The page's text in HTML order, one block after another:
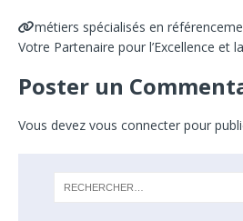
métiers spécialisés en
Votre Partenaire pour l’Excellence et
Poster un
Vous devez vous connecter pour